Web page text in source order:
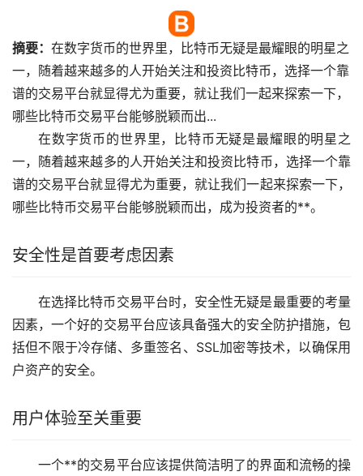
摘要： 在数字货币的世界里， 比特币无疑是最耀眼的明星之
一，随着越来越多的人开始关注和投资比特币，选择一个靠
谱的交易平台就显得尤为重要，就让我们一起来探索一下，
哪些比特币交易平台能够脱颖而出...
在数字货币的世界里，比特币无疑是最耀眼的明星之
一，随着越来越多的人开始关注和投资比特币，选择一个靠
谱的交易平台就显得尤为重要，就让我们一起来探索一下，
哪些比特币交易平台能够脱颖而出，成为投资者的**。
安全性是首要考虑因素
在选择比特币交易平台时，安全性无疑是最重要的考量
因素，一个好的交易平台应该具备强大的安全防护措施，包
括但不限于冷存储、多重签名、SSL加密等技术，以确保用
户资产的安全。
用户体验至关重要
一个**的交易平台应该提供简洁明了的界面和流畅的操